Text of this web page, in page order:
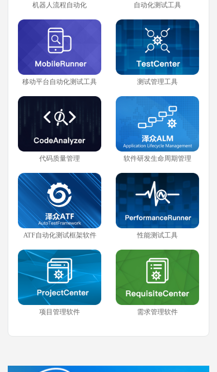
机器人流程自动化 自动化测试工具
移动平台自动化测试工具 测试管理工具
代码质量管理 软件研发生命周期管理
ATF自动化测试框架软件 性能测试工具
项目管理软件 需求管理软件